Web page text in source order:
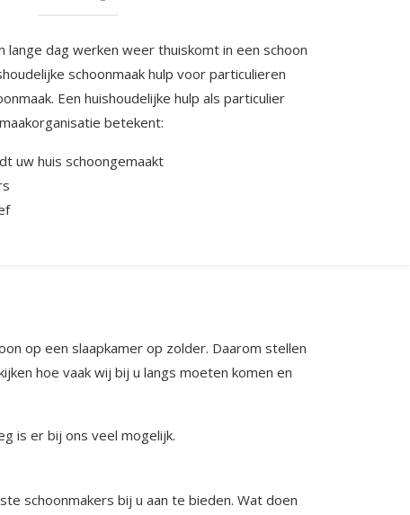
lange dag werken weer thuiskomt in een schoon
schoonmaak hulp voor particulieren
Een huishoudelijke hulp als particulier
betekent:
uw huis schoongemaakt
op een slaapkamer op zolder. Daarom stellen
hoe vaak wij bij u langs moeten komen en
is er bij ons veel mogelijk.
schoonmakers bij u aan te bieden. Wat doen